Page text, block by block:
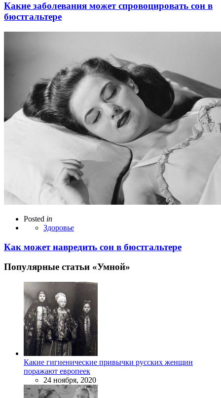
Какие заболевания может спровоцировать сон в
бюстгальтере
Posted in
Здоровье
Как может навредить сон в бюстгальтере
Популярные статьи «Умной»
Какие гигиенические привычки русских женщин
поражают европеек
24 ноября, 2020